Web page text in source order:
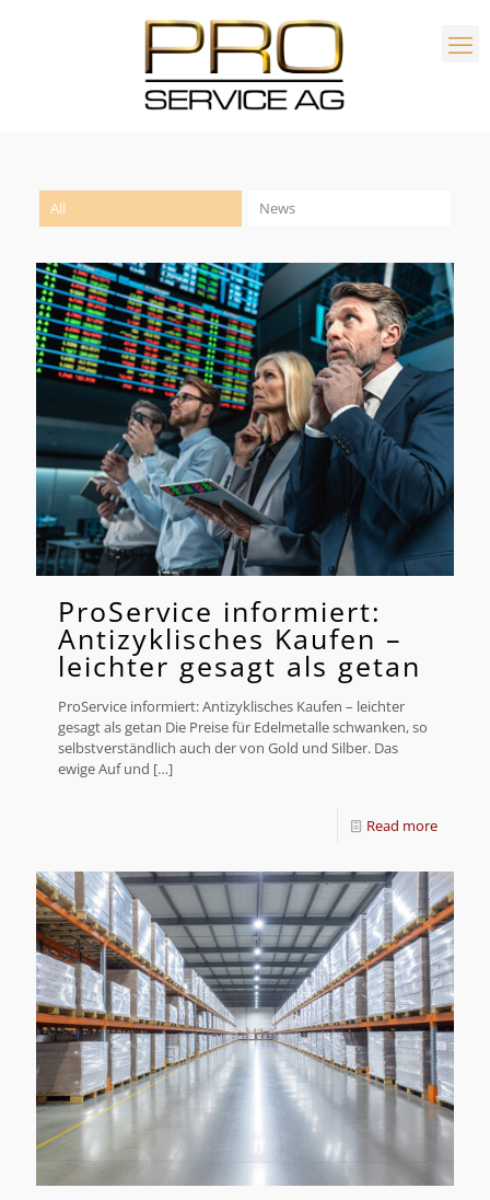
All News
ProService informiert:
Antizyklisches Kaufen –
leichter gesagt als getan
ProService informiert: Antizyklisches Kaufen – leichter
gesagt als getan Die Preise für Edelmetalle schwanken, so
selbstverständlich auch der von Gold und Silber. Das
ewige Auf und […]
Read more